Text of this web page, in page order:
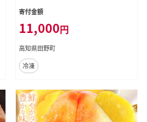
タレ・おろし生姜・柚塩付き
寄付金額
11,000円
高知県田野町
冷凍